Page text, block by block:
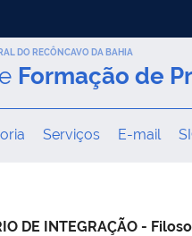
DO RECÔNCAVO DA BAHIA
Formação de
Serviços E-mail
DE INTEGRAÇÃO -